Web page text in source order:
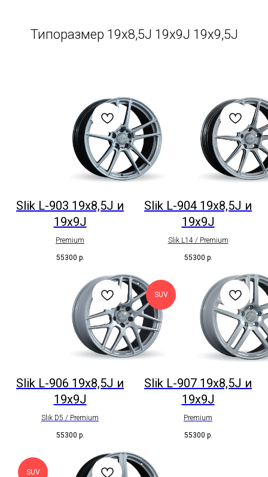
Типоразмер 19x8,5J 19x9J 19x9,5J
Slik L-903 19x8,5J и
19x9J
Premium
55300 р.
Slik L-904 19x8,5J и
19x9J
Slik L14 / Premium
55300 р.
Slik L-906 19x8,5J и
19x9J
Slik D5 / Premium
55300 р.
SUV
Slik L-907 19x8,5J и
19x9J
Premium
55300 р.
SUV